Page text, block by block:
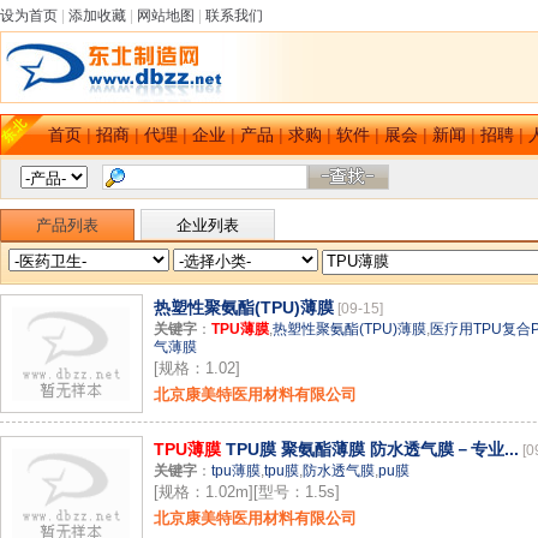
设为首页 添加收藏 网站地图 联系我们
首页|招商|代理|企业|产品|求购|软件|展会|新闻|招聘|
产品列表 企业列表
热塑性聚氨酯(TPU)薄膜 [09-15]
关键字 ： TPU薄膜,热塑性聚氨酯(TPU)薄膜,医疗用TPU复合
气薄膜
[规格：1.02]
北京康美特医用材料有限公司
TPU薄膜 TPU膜 聚氨酯薄膜 防水透气膜－专业...
关键字 ： tpu薄膜,tpu膜,防水透气膜,pu膜
[规格：1.02m][型号：1.5s]
北京康美特医用材料有限公司